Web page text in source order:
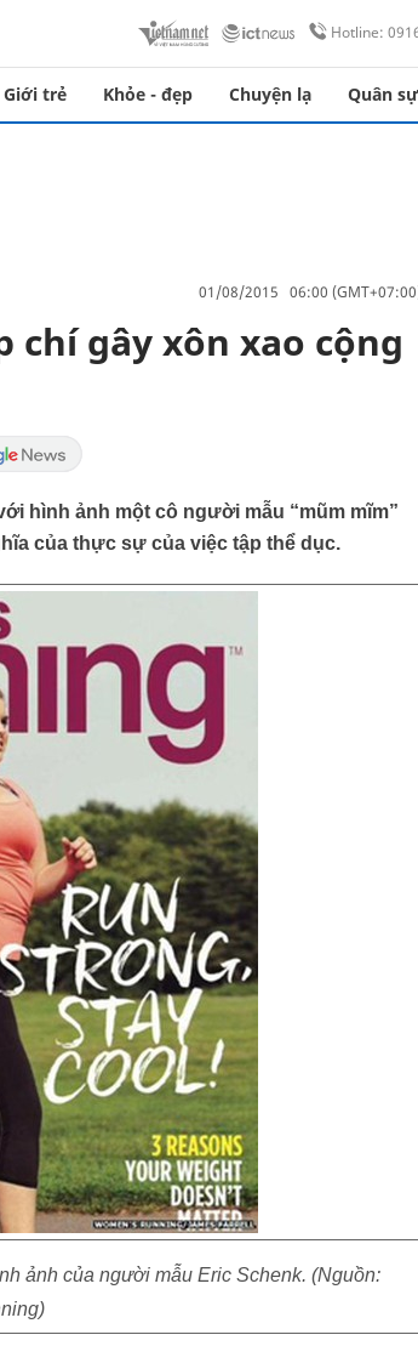
Hotline:
Giới trẻ Khỏe - đẹp Chuyện lạ Quân sự
01/08/2015 06:00
gây xôn xao cộng
hình ảnh một cô người mẫu “mũm mĩm”
của thực sự của việc tập thể dục.
ảnh của người mẫu Eric Schenk. (Nguồn: